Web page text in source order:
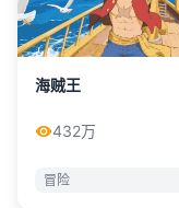
海贼王
432万
冒险